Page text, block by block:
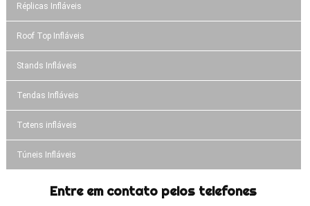
Réplicas Infláveis
Roof Top Infláveis
Stands Infláveis
Tendas Infláveis
Totens infláveis
Túneis Infláveis
Entre em contato pelos telefones